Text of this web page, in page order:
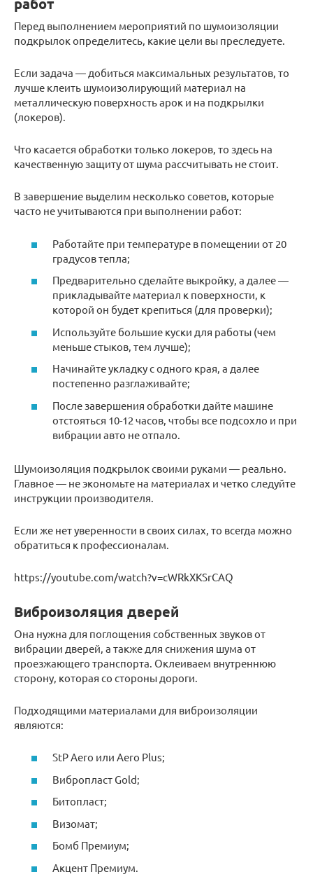
работ
Перед выполнением мероприятий по шумоизоляции
подкрылок определитесь, какие цели вы преследуете.
Если задача — добиться максимальных результатов, то
лучше клеить шумоизолирующий материал на
металлическую поверхность арок и на подкрылки
(локеров).
Что касается обработки только локеров, то здесь на
качественную защиту от шума рассчитывать не стоит.
В завершение выделим несколько советов, которые
часто не учитываются при выполнении работ:
Работайте при температуре в помещении от 20
градусов тепла;
Предварительно сделайте выкройку, а далее —
прикладывайте материал к поверхности, к
которой он будет крепиться (для проверки);
Используйте большие куски для работы (чем
меньше стыков, тем лучше);
Начинайте укладку с одного края, а далее
постепенно разглаживайте;
После завершения обработки дайте машине
отстояться 10-12 часов, чтобы все подсохло и при
вибрации авто не отпало.
Шумоизоляция подкрылок своими руками — реально.
Главное — не экономьте на материалах и четко следуйте
инструкции производителя.
Если же нет уверенности в своих силах, то всегда можно
обратиться к профессионалам.
https://youtube.com/watch?v=cWRkXKSrCAQ
Виброизоляция дверей
Она нужна для поглощения собственных звуков от
вибрации дверей, а также для снижения шума от
проезжающего транспорта. Оклеиваем внутреннюю
сторону, которая со стороны дороги.
Подходящими материалами для виброизоляции
являются:
StP Aero или Aero Plus;
Вибропласт Gold;
Битопласт;
Визомат;
Бомб Премиум;
Акцент Премиум.